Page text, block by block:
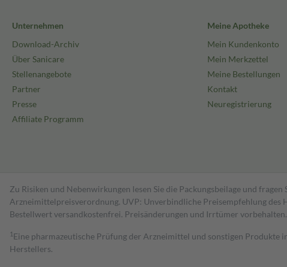
Unternehmen
Download-Archiv
Über Sanicare
Stellenangebote
Partner
Presse
Affiliate Programm
Meine Apotheke
Mein Kundenkonto
Mein Merkzettel
Meine Bestellungen
Kontakt
Neuregistrierung
Zu Risiken und Nebenwirkungen lesen Sie die Packungsbeilage und
Arzneimittelpreisverordnung. UVP: Unverbindliche Preisempfehlung des
Bestell­wert versand­kosten­frei. Preisänderungen und Irrtümer
1 Eine pharmazeutische Prüfung der Arzneimittel und sonstigen
Herstellers.